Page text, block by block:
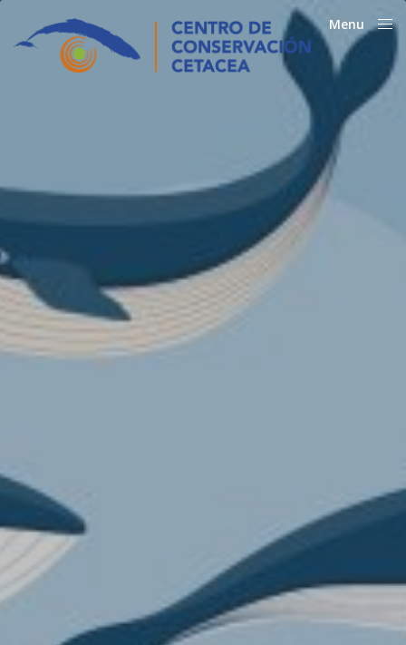
Menu
Close